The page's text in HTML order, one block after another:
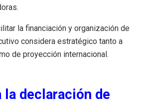
la financiación y organización de
considera estratégico tanto a
de proyección internacional.
la declaración de